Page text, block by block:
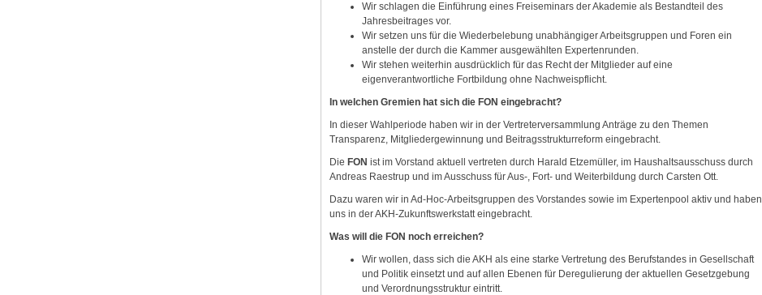
Wir schlagen die Einführung eines Freiseminars der Akademie als Bestandteil des
Jahresbeitrages vor.
Wir setzen uns für die Wiederbelebung unabhängiger Arbeitsgruppen und Foren ein
anstelle der durch die Kammer ausgewählten Expertenrunden.
Wir stehen weiterhin ausdrücklich für das Recht der Mitglieder auf eine
eigenverantwortliche Fortbildung ohne Nachweispflicht.
In welchen Gremien hat sich die FON eingebracht?
In dieser Wahlperiode haben wir in der Vertreterversammlung Anträge zu den Themen
Transparenz, Mitgliedergewinnung und Beitragsstrukturreform eingebracht.
Die FON ist im Vorstand aktuell vertreten durch Harald Etzemüller, im Haushaltsausschuss durch
Andreas Raestrup und im Ausschuss für Aus-, Fort- und Weiterbildung durch Carsten Ott.
Dazu waren wir in Ad-Hoc-Arbeitsgruppen des Vorstandes sowie im Expertenpool aktiv und haben
uns in der AKH-Zukunftswerkstatt eingebracht.
Was will die FON noch erreichen?
Wir wollen, dass sich die AKH als eine starke Vertretung des Berufstandes in Gesellschaft
und Politik einsetzt und auf allen Ebenen für Deregulierung der aktuellen Gesetzgebung
und Verordnungsstruktur eintritt.